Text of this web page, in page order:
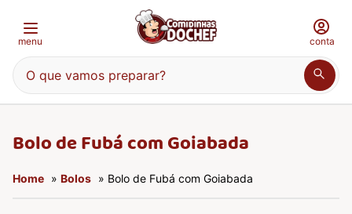
menu
O que vamos preparar?
conta
Bolo de Fubá com Goiabada
Home » Bolos » Bolo de Fubá com Goiabada